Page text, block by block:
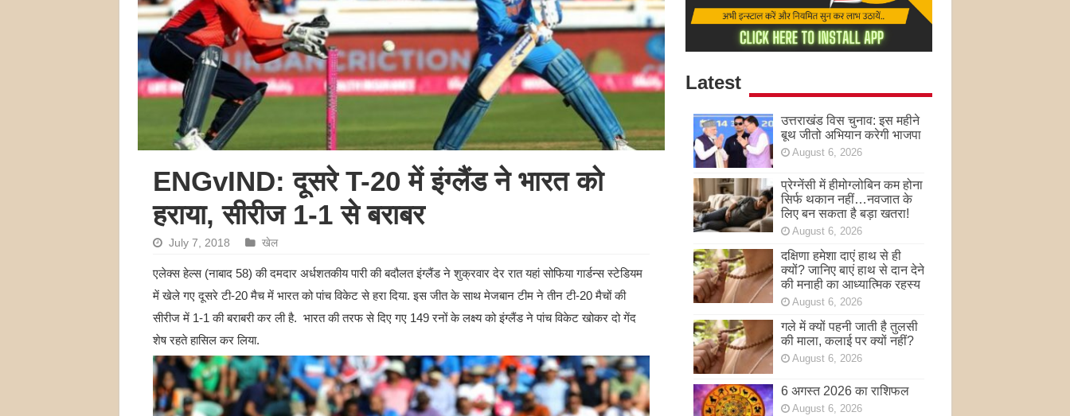
ENGvIND: दूसरे T-20 में इंग्लैंड ने भारत को
हराया, सीरीज 1-1 से बराबर
July 7, 2018 खेल
एलेक्स हेल्स (नाबाद 58) की दमदार अर्धशतकीय पारी की बदौलत इंग्लैंड ने शुक्रवार देर रात यहां सोफिया गार्डन्स स्टेडियम
में खेले गए दूसरे टी-20 मैच में भारत को पांच विकेट से हरा दिया. इस जीत के साथ मेजबान टीम ने तीन टी-20 मैचों की
सीरीज में 1-1 की बराबरी कर ली है. भारत की तरफ से दिए गए 149 रनों के लक्ष्य को इंग्लैंड ने पांच विकेट खोकर दो गेंद
शेष रहते हासिल कर लिया.
Latest
उत्तराखंड विस चुनाव: इस महीने
बूथ जीतो अभियान करेगी भाजपा
August 6, 2026
प्रेग्नेंसी में हीमोग्लोबिन कम होना
सिर्फ थकान नहीं…नवजात के
लिए बन सकता है बड़ा खतरा!
August 6, 2026
दक्षिणा हमेशा दाएं हाथ से ही
क्यों? जानिए बाएं हाथ से दान देने
की मनाही का आध्यात्मिक रहस्य
August 6, 2026
गले में क्यों पहनी जाती है तुलसी
की माला, कलाई पर क्यों नहीं?
August 6, 2026
6 अगस्त 2026 का राशिफल
August 6, 2026